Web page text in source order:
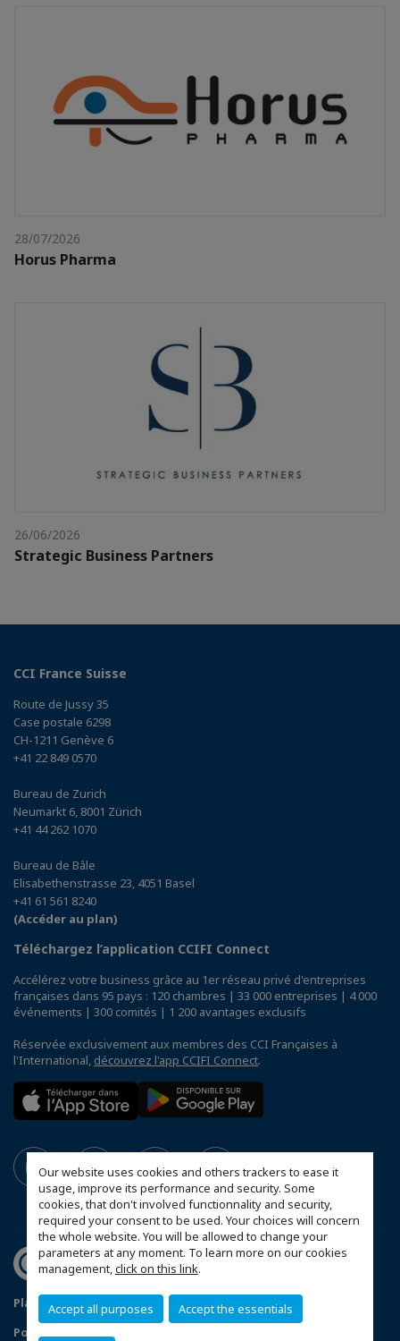
Our website uses cookies and others trackers to ease it
usage, improve its performance and security. Some
cookies, that don't involved functionnality and security,
required your consent to be used. Your choices will concern
the whole website. You will be allowed to change your
parameters at any moment. To learn more on our cookies
management,click on this link.
Accept all purposes Accept the essentials
28/07/2026
Horus Pharma
26/06/2026
Strategic Business Partners
CCI France Suisse
Route de Jussy 35
Case postale 6298
CH-1211 Genève 6
+41 22 849 0570
Bureau de Zurich
Neumarkt 6, 8001 Zürich
+41 44 262 1070
Bureau de Bâle
Elisabethenstrasse 23, 4051 Basel
+41 61 561 8240
(Accéder au plan)
Téléchargez l’application CCIFI Connect
Accélérez votre business grâce au 1er réseau privé d'entreprises
françaises dans 95 pays : 120 chambres | 33 000 entreprises | 4 000
événements | 300 comités | 1 200 avantages exclusifs
Réservée exclusivement aux membres des CCI Françaises à
l'International, découvrez l'app CCIFI Connect.
Plan d'accès Genève
Mentions légales
Politique de confidentialité